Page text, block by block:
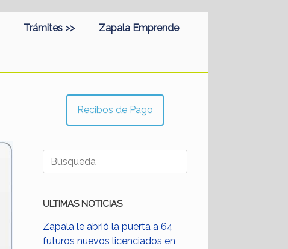
Trámites >> Zapala Emprende
Recibos de Pago
Buscar:
ULTIMAS NOTICIAS
Zapala le abrió la puerta a 64
futuros nuevos licenciados en